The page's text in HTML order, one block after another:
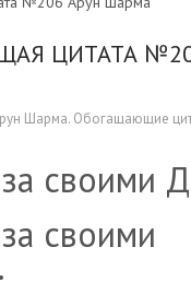
ЦИТАТА
Шарма. Обогащающие
своими
своими